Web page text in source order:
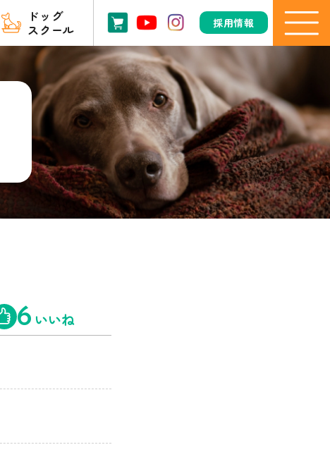
ドッグ
スクール
採用情報
6 いいね